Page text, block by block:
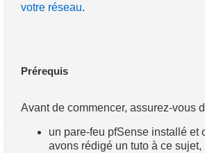
votre réseau.
Prérequis
Avant de commencer, assurez-vous
un pare-feu pfSense installé et
avons rédigé un tuto à ce sujet,